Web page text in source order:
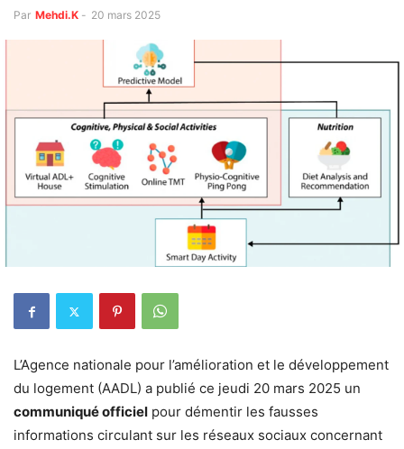
Par Mehdi.K - 20 mars 2025
L’Agence nationale pour l’amélioration et le développement
du logement (AADL) a publié ce jeudi 20 mars 2025 un
communiqué officiel pour démentir les fausses
informations circulant sur les réseaux sociaux concernant